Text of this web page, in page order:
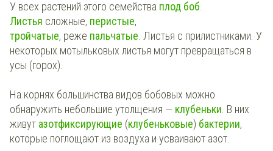
У всех растений этого семейства плод боб
Листья сложные, перистые,
тройчатые, реже пальчатые . Листья с прилистниками. У
некоторых мотыльковых листья могут превращаться в
усы (горох).
На корнях большинства видов бобовых можно
обнаружить небольшие утолщения — клубеньки . В них
живут азотфиксирующие (клубеньковые) бактерии,
которые поглощают из воздуха и усваивают азот.